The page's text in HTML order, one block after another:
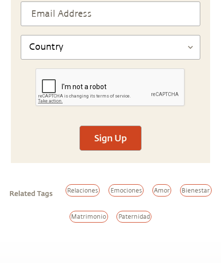
Sign Up
Related Tags Relaciones Emociones Amor Bienestar
Matrimonio Paternidad